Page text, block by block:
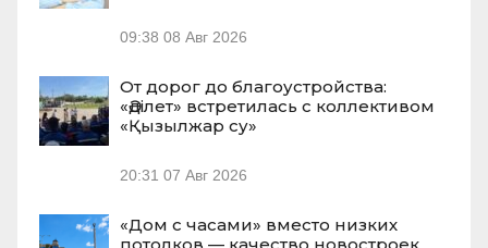
09:38 08 Авг 2026
От дорог до благоустройства:
«Әділет» встретилась с коллективом
«Қызылжар су»
20:31 07 Авг 2026
«Дом с часами» вместо низких
потолков — качество новостроек